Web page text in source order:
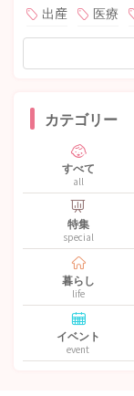
出産
医療
カテゴリー
すべて
all
特集
special
暮らし
life
イベント
event